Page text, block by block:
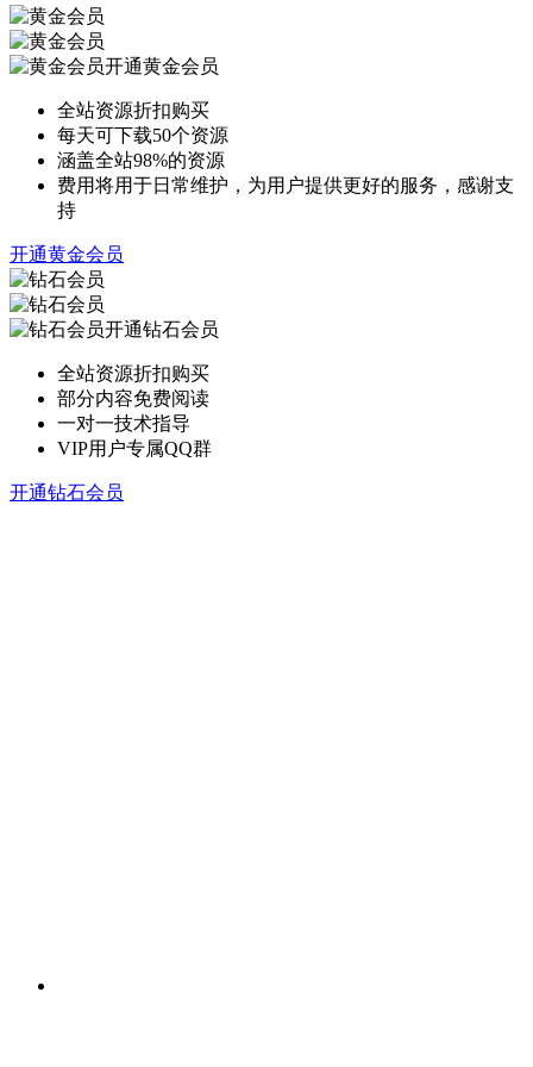
开通黄金会员
全站资源折扣购买
每天可下载50个资源
涵盖全站98%的资源
费用将用于日常维护，为用户提供更好的服务，感谢支
持
开通黄金会员
开通钻石会员
全站资源折扣购买
部分内容免费阅读
一对一技术指导
VIP用户专属QQ群
开通钻石会员